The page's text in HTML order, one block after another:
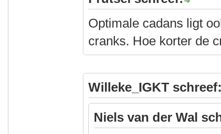
Optimale cadans ligt
cranks. Hoe korter de
Willeke_IGKT
Niels van der Wal